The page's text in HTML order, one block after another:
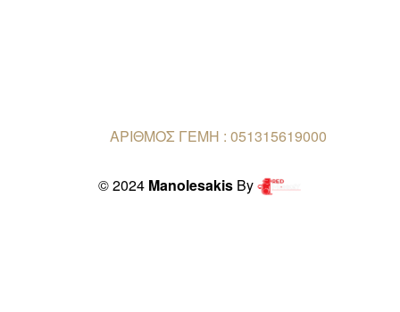
ΑΡΙΘΜΟΣ ΓΕΜΗ : 051315619000
© 2024 Manolesakis By